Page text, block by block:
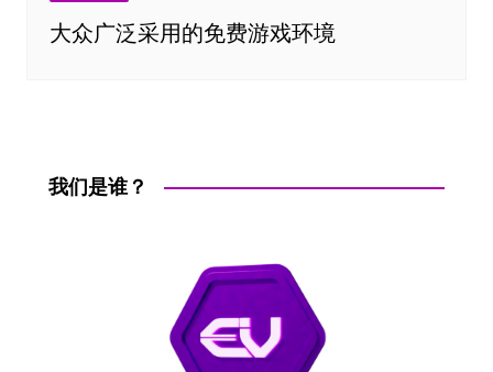
大众广泛采用的免费游戏环境
我们是谁？